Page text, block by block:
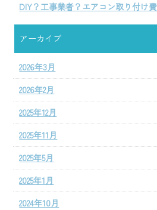
DIY？工事業者？エアコン取り付け
アーカイブ
2026年3月
2026年2月
2025年12月
2025年11月
2025年5月
2025年1月
2024年10月